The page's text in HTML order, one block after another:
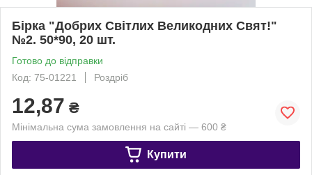
Бірка "Добрих Світлих Великодних Свят!"
№2. 50*90, 20 шт.
Готово до відправки
Код: 75-01221
Роздріб
12,87 ₴
Мінімальна сума замовлення на сайті — 600 ₴
Купити